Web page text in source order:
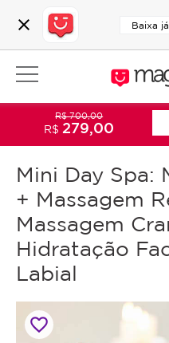
close Baixa
Mini Day Spa:
+ Massagem
Massagem
Hidratação
Labial
favorite_border
R$ 700,00
R$ 279,00